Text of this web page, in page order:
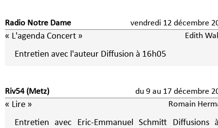
Radio Notre Dame vendredi 12 décembre
« L'agenda Concert » Edith
Entretien avec l'auteur Diffusion à 16h05
Riv54 (Metz) du 9 au 17 décembre
« Lire » Romain
Entretien avec Eric-Emmanuel Schmitt Diffusions